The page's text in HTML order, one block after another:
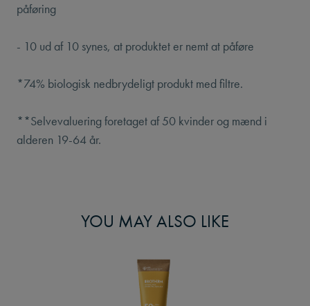
påføring
- 10 ud af 10 synes, at produktet er nemt at påføre
*74% biologisk nedbrydeligt produkt med filtre.
**Selvevaluering foretaget af 50 kvinder og mænd i
alderen 19-64 år.
YOU MAY ALSO LIKE